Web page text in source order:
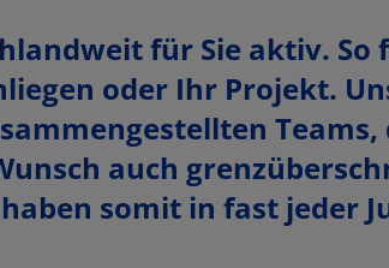
für Sie aktiv.
oder Ihr Projekt.
auch
somit in fast jeder